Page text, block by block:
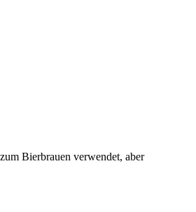
Bierbrauen verwendet, aber